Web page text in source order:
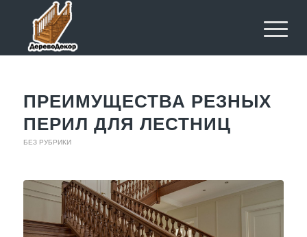
ПРЕИМУЩЕСТВА РЕЗНЫХ
ПЕРИЛ ДЛЯ ЛЕСТНИЦ
БЕЗ РУБРИКИ